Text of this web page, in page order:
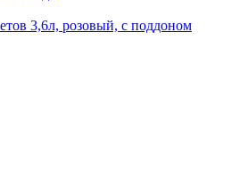
3,6л, розовый, с поддоном